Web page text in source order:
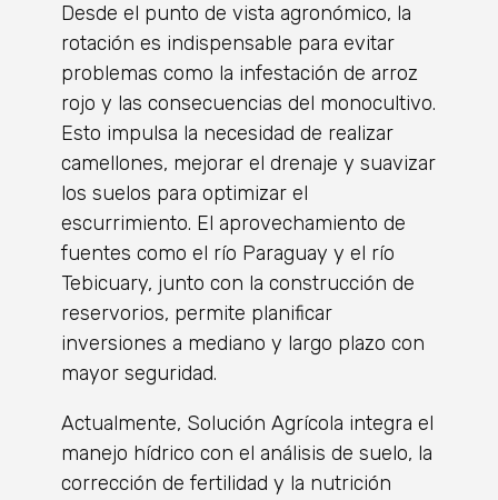
Desde el punto de vista agronómico, la
rotación es indispensable para evitar
problemas como la infestación de arroz
rojo y las consecuencias del monocultivo.
Esto impulsa la necesidad de realizar
camellones, mejorar el drenaje y suavizar
los suelos para optimizar el
escurrimiento. El aprovechamiento de
fuentes como el río Paraguay y el río
Tebicuary, junto con la construcción de
reservorios, permite planificar
inversiones a mediano y largo plazo con
mayor seguridad.
Actualmente, Solución Agrícola integra el
manejo hídrico con el análisis de suelo, la
corrección de fertilidad y la nutrición